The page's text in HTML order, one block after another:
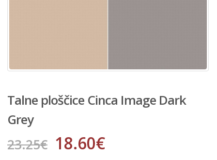
Talne ploščice Cinca Image Dark
Grey
23.25€ 18.60€